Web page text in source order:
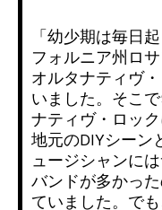
「幼少期は毎日
フォルニア州ロ
オルタナティヴ
いました。 そこ
ナティヴ・ロック
地元のDIYシーン
ュージシャンには
バンドが多かった
ていました。で